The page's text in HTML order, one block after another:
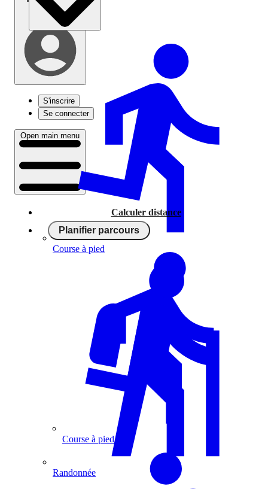
S'inscrire
Se connecter
Open main menu
Calculer distance
Planifier parcours
Course à pied
Course à pied
Randonnée